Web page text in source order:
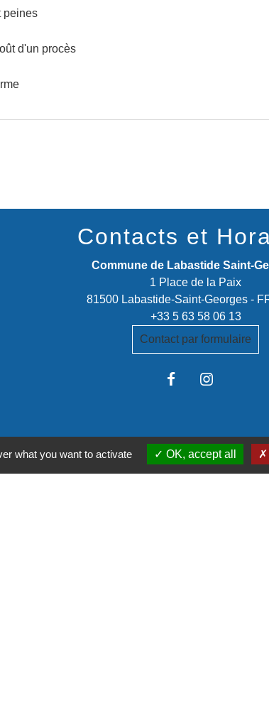
peines
d'un procès
Contacts et
Commune de Labastide Saint-
1 Place de la Paix
81500 Labastide-Saint-Georges -
+33 5 63 58 06 13
Contact par formulaire
what you want to activate OK, accept all